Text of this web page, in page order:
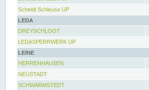
Scheidt Schleuse UP
LEDA
DREYSCHLOOT
LEDASPERRWERK UP
LEINE
HERRENHAUSEN
NEUSTADT
SCHWARMSTEDT